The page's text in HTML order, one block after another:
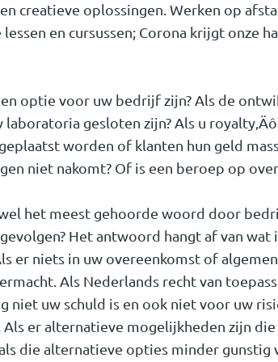
creatieve oplossingen. Werken op
en cursussen; Corona krijgt onze
optie voor uw bedrijf zijn? Als de
gesloten zijn? Als u
worden of klanten hun geld
niet nakomt? Of is een beroep op
het meest gehoorde woord door
Het antwoord hangt af van
er niets in uw overeenkomst of
Als Nederlands recht van
niet uw schuld is en ook niet voor uw
er alternatieve mogelijkheden zijn
die alternatieve opties minder gunstig